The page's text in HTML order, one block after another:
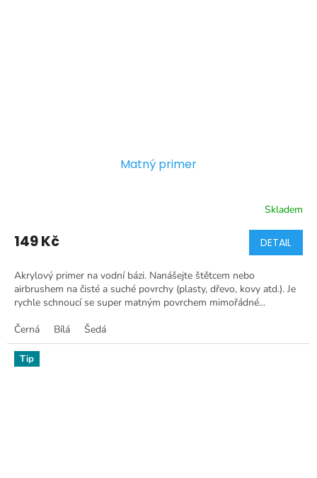
Matný primer
Skladem
149 Kč DETAIL
Akrylový primer na vodní bázi. Nanášejte štětcem nebo
airbrushem na čisté a suché povrchy (plasty, dřevo, kovy atd.). Je
rychle schnoucí se super matným povrchem mimořádné...
Černá
Bílá Šedá
Tip